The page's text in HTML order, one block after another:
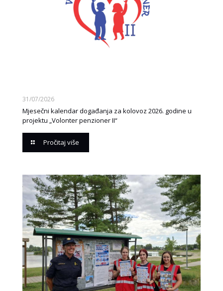
31/07/2026
Mjesečni kalendar događanja za kolovoz 2026. godine u
projektu „Volonter penzioner II“
Pročitaj više